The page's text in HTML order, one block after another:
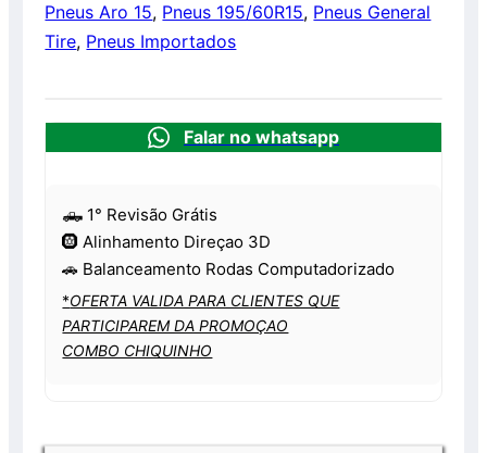
Pneus Aro 15, Pneus 195/60R15, Pneus General
Tire, Pneus Importados
Falar no whatsapp
🛻 1° Revisão Grátis
🛞 Alinhamento Direçao 3D
🚗 Balanceamento Rodas Computadorizado
*OFERTA VALIDA PARA CLIENTES QUE
PARTICIPAREM DA PROMOÇAO
COMBO CHIQUINHO